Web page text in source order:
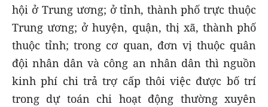
hội ở Trung ương; ở tỉnh, thành phố trực thuộc
Trung ương; ở huyện, quận, thị xã, thành phố
thuộc tỉnh; trong cơ quan, đơn vị thuộc quân
đội nhân dân và công an nhân dân thì nguồn
kinh phí chi trả trợ cấp thôi việc được bố trí
trong dự toán chi hoạt động thường xuyên